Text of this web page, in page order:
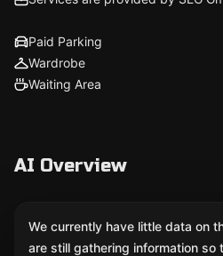
Paid Parking
Wardrobe
Waiting Area
AI Overview
We currently have little data on
are still gathering information so